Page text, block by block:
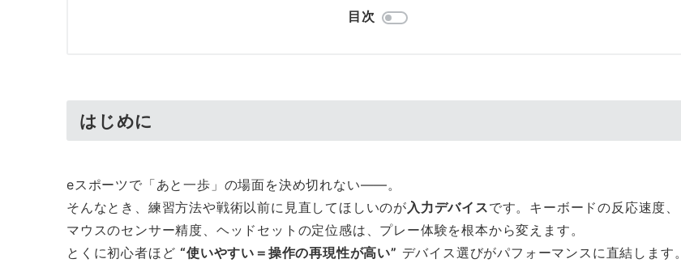
目次
はじめに
eスポーツで「あと一歩」の場面を決め切れない――。
そんなとき、練習方法や戦術以前に見直してほしいのが入力デバイスです。キーボードの反応速度、
マウスのセンサー精度、ヘッドセットの定位感は、プレー体験を根本から変えます。
とくに初心者ほど“使いやすい＝操作の再現性が高い” デバイス選びがパフォーマンスに直結します。